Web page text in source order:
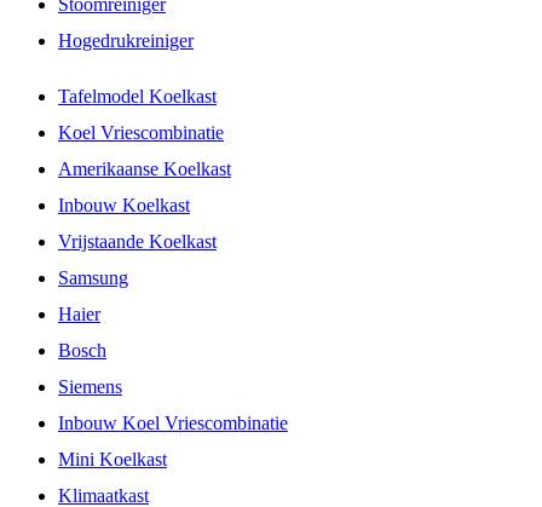
Stoomreiniger
Hogedrukreiniger
Tafelmodel Koelkast
Koel Vriescombinatie
Amerikaanse Koelkast
Inbouw Koelkast
Vrijstaande Koelkast
Samsung
Haier
Bosch
Siemens
Inbouw Koel Vriescombinatie
Mini Koelkast
Klimaatkast